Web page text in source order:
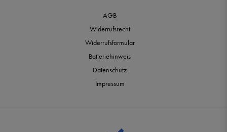
AGB
Widerrufsrecht
Widerrufsformular
Batteriehinweis
Datenschutz
Impressum